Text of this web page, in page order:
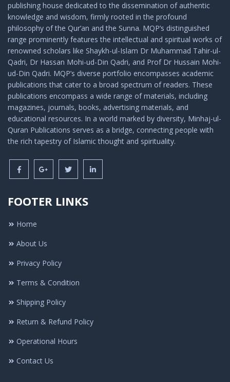
publishing house dedicated to the dissemination of authentic
knowledge and wisdom, firmly rooted in the profound
philosophy of the Qur’an and the Sunna. MQP’s distinguished
range prominently features the intellectual and spiritual works of
renowned scholars like Shaykh-ul-Islam Dr Muhammad Tahir-ul-
Qadri, Dr Hassan Mohi-ud-Din Qadri, and Prof Dr Hussain Mohi-
ud-Din Qadri. MQP’s diverse portfolio encompasses academic
publications that cater to a broad spectrum of readers. These
publications encompass a wide range of materials, including
magazines, journals, books, advertising materials, and
educational resources. In a world marked by diversity, Minhaj-ul-
Quran Publications serves as a bridge, connecting people with
the rich tapestry of Islamic thought and spirituality.
FOOTER LINKS
Home
About Us
Privacy Policy
Terms & Condition
Shipping Policy
Return & Refund Policy
Operational Hours
Contact Us